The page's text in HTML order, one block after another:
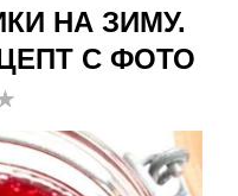
НА ЗИМУ.
С ФОТО